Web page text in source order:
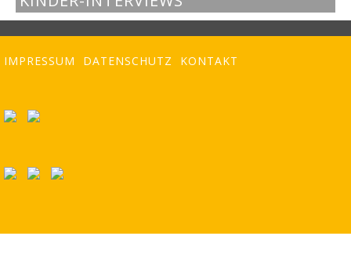
IMPRESSUM DATENSCHUTZ KONTAKT